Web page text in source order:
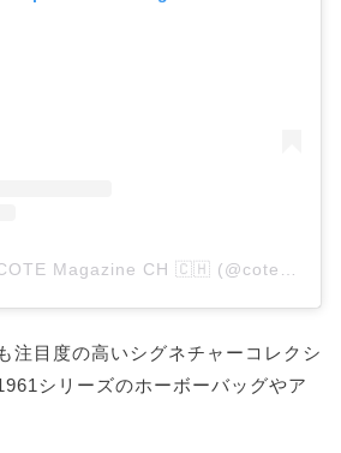
A post shared by COTE Magazine CH 🇨🇭 (@cotemagazine_ch)
注目度の高いシグネチャーコレクシ
シリーズのホーボーバッグやア